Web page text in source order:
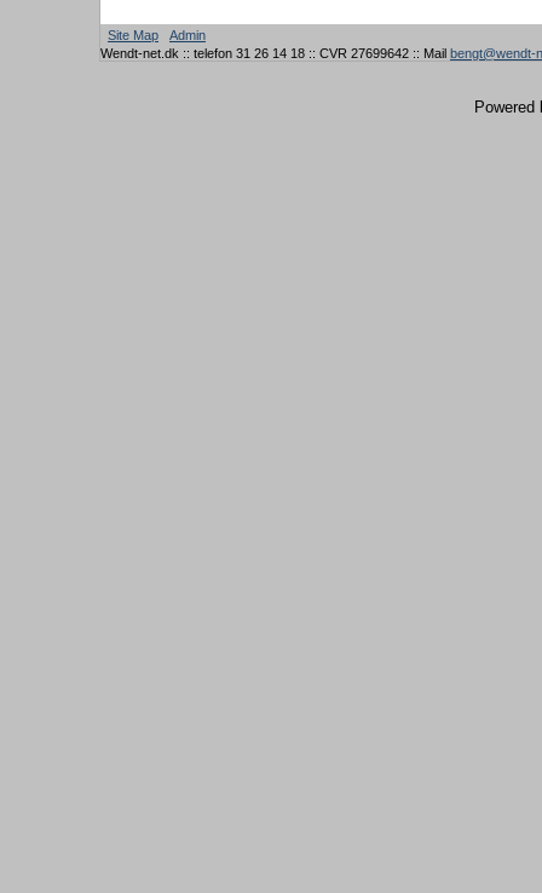
Site Map
Admin
Wendt-net.dk :: telefon 31 26 14 18 :: CVR 27699642 :: Mail bengt@wendt-